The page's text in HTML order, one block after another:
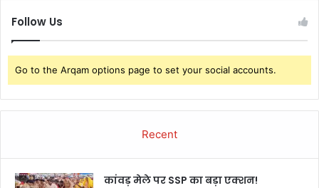
Follow Us
Go to the Arqam options page to set your social accounts.
Recent
कांवड़ मेले पर SSP का बड़ा एक्शन!